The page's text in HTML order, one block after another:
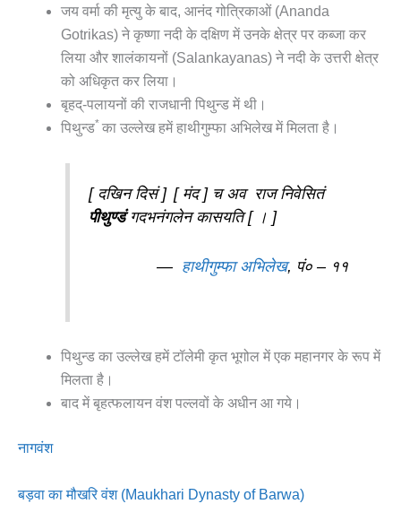
जय वर्मा की मृत्यु के बाद, आनंद गोत्रिकाओं (Ananda
Gotrikas) ने कृष्णा नदी के दक्षिण में उनके क्षेत्र पर कब्जा कर
लिया और शालंकायनों (Salankayanas) ने नदी के उत्तरी क्षेत्र
को अधिकृत कर लिया।
बृहद्-पलायनों की राजधानी पिथुन्ड में थी।
पिथुन्ड* का उल्लेख हमें हाथीगुम्फा अभिलेख में मिलता है।
[ दखिन दिसं ] [ मंद ] च अव राज निवेसितं
पीथुण्डंगदभनंगलेन कासयति [ । ]
— हाथीगुम्फा अभिलेख, पं० – ११
पिथुन्ड का उल्लेख हमें टॉलेमी कृत भूगोल में एक महानगर के रूप में
मिलता है।
बाद में बृहत्फलायन वंश पल्लवों के अधीन आ गये।
नागवंश
बड़वा का मौखरि वंश (Maukhari Dynasty of Barwa)